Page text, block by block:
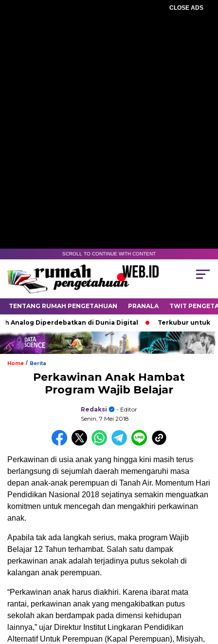
CLOSE ADS
SCROLL TO CONTINUE WITH CONTENT
TENTANG RUMAH PENGETAHUAN PRANALA TWIT
Diperdebatkan di Dunia Digital Terkubur untuk Hidup
Home / Berita
Perkawinan Anak Hambat
Program Wajib Belajar
Redaksi
- Editor
Senin, 7 Mei 2018
Perkawinan di usia anak yang hingga kini masih terus
berlangsung di sejumlah daerah memengaruhi masa
depan anak-anak perempuan di Tanah Air. Momentum Hari
Pendidikan Nasional 2018 sejatinya semakin menguatkan
komitmen untuk mencegah dan mengakhiri perkawinan
anak.
Apabila tak ada langkah serius, maka program Wajib
Belajar 12 Tahun terhambat. Salah satu dampak
perkawinan anak adalah terjadinya putus sekolah di
kalangan anak perempuan.
“Perkawinan anak harus diakhiri. Karena ibarat mata
rantai, perkawinan anak yang mengakibatkan putus
sekolah akan berdampak pada dimensi kehidupan
lainnya,” ujar Direktur Institut Lingkaran Pendidikan
Alternatif Untuk Perempuan (Kapal Perempuan), Misiyah,